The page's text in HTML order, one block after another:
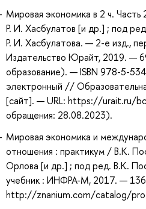
Мировая экономика в 2 ч. Часть
Р. И. Хасбулатов [и др.] ; под
Р. И. Хасбулатова. — 2-е изд.,
Издательство Юрайт, 2019. —
образование). — ISBN 978-5-
электронный //
[сайт]. — URL: https://urait.ru/
обращения: 28.08.2023).
Мировая экономика и
отношения : практикум / В.К.
Орлова [и др.] ; под ред. В.К.
учебник : ИНФРА-М, 2017. —
http://znanium.com/catalog/